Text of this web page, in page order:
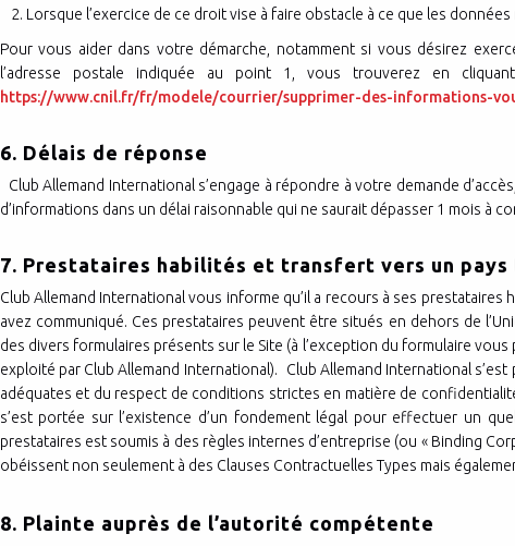
Lorsque l’exercice de ce droit vise à faire obstacle à ce que les
Pour vous aider dans votre démarche, notamment si vous désirez
l’adresse postale indiquée au point 1, vous trouverez en
https://www.cnil.fr/fr/modele/courrier/supprimer-des-informations-
6. Délais de réponse
Club Allemand International s’engage à répondre à votre demande
d’informations dans un délai raisonnable qui ne saurait dépasser 1 mois à
7. Prestataires habilités et transfert vers un pays
Club Allemand International vous informe qu’il a recours à ses
avez communiqué. Ces prestataires peuvent être situés en dehors de
des divers formulaires présents sur le Site (à l’exception du formulaire
exploité par Club Allemand International). Club Allemand International
adéquates et du respect de conditions strictes en matière de
s’est portée sur l’existence d’un fondement légal pour effectuer un
prestataires est soumis à des règles internes d’entreprise (ou « Binding
obéissent non seulement à des Clauses Contractuelles Types mais
8. Plainte auprès de l’autorité compétente